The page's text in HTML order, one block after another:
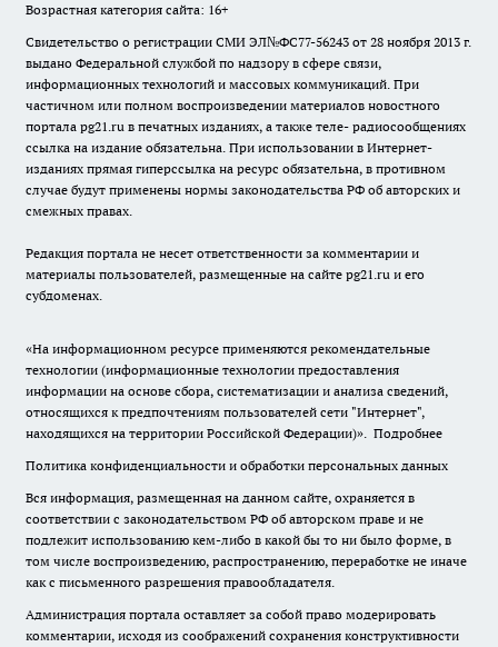
Возрастная категория сайта: 16+
Свидетельство о регистрации СМИ ЭЛ№ФС77-56243 от 28 ноября 2013 г.
выдано Федеральной службой по надзору в сфере связи,
информационных технологий и массовых коммуникаций. При
частичном или полном воспроизведении материалов новостного
портала pg21.ru в печатных изданиях, а также теле- радиосообщениях
ссылка на издание обязательна. При использовании в Интернет-
изданиях прямая гиперссылка на ресурс обязательна, в противном
случае будут применены нормы законодательства РФ об авторских и
смежных правах.
Редакция портала не несет ответственности за комментарии и
материалы пользователей, размещенные на сайте pg21.ru и его
субдоменах.
«На информационном ресурсе применяются рекомендательные
технологии (информационные технологии предоставления
информации на основе сбора, систематизации и анализа сведений,
относящихся к предпочтениям пользователей сети "Интернет",
находящихся на территории Российской Федерации)». Подробнее
Политика конфиденциальности и обработки персональных данных
Вся информация, размещенная на данном сайте, охраняется в
соответствии с законодательством РФ об авторском праве и не
подлежит использованию кем-либо в какой бы то ни было форме, в
том числе воспроизведению, распространению, переработке не иначе
как с письменного разрешения правообладателя.
Администрация портала оставляет за собой право модерировать
комментарии, исходя из соображений сохранения конструктивности